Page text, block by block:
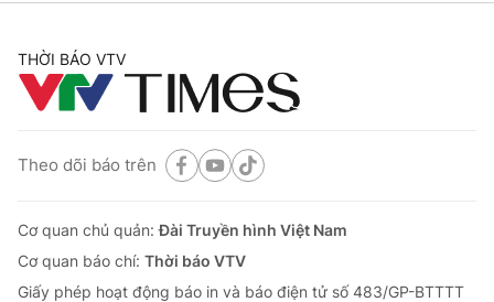
THỜI BÁO VTV
Theo dõi báo trên
Cơ quan chủ quản:Đài Truyền hình Việt Nam
Cơ quan báo chí: Thời báo VTV
Giấy phép hoạt động báo in và báo điện tử số 483/GP-BTTTT